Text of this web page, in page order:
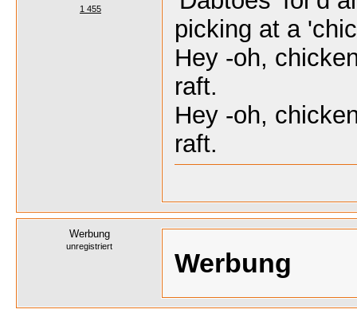
1 455
picking at a
Hey -oh,
raft.
Hey -oh,
raft.
Werbung
unregistriert
Werbung